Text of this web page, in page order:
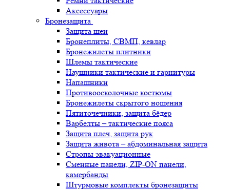
Аксессуары
Бронезащита
Защита шеи
Бронеплиты, СВМП, кевлар
Бронежилеты плитники
Шлемы тактические
Наушники тактические и гарнитуры
Напашники
Противоосколочные костюмы
Бронежилеты скрытого ношения
Пятиточечники, защита бёдер
Варбелты – тактические пояса
Защита плеч, защита рук
Защита живота – абдоминальная защита
Стропы эвакуационные
Сменные панели, ZIP-ON панели,
камербанды
Штурмовые комплекты бронезащиты